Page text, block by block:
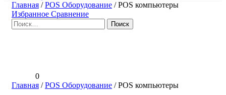
Главная /POS Оборудование /POS компьютеры
Избранное Сравнение
Найти:
0
Главная /POS Оборудование /POS компьютеры